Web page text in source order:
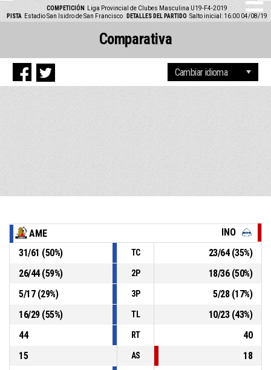
COMPETICIÓN
Liga Provincial de Clubes Masculina U19-F4-2019
PISTA
Estadio San Isidro de San Francisco DETALLES DEL PARTIDO Salto inicial: 16:00 04/08/19
Comparativa
AME
INO
31/61 (50%) TC 23/64(35%)
26/44(59%) 2P 18/36(50%)
5/17(29%) 3P 5/28(17%)
16/29(55%) TL 10/23(43%)
44
RT
40
15
AS
18